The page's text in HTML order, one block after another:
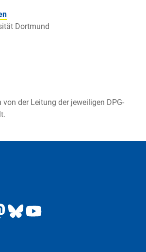
Dortmund
von der Leitung der jeweiligen DPG-